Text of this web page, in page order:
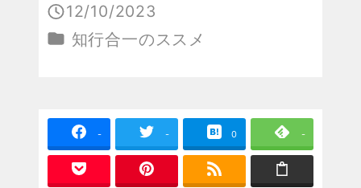
投稿日
12/10/2023
カテゴリー
知行合一のススメ
- - 0 -